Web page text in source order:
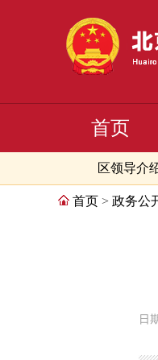
首页
区领导介
首页 > 政务公
日